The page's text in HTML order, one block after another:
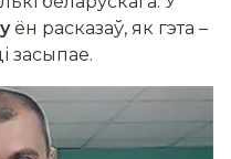
ён расказаў, як гэта –
засыпае.